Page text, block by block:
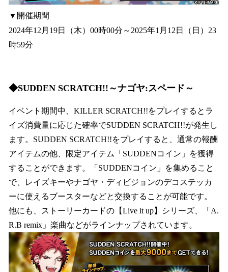
▼開催期間
2024年12月19日（木）00時00分～2025年1月12日（日）23
時59分
◆SUDDEN SCRATCH!!～ナゴヤ:スペード～
イベント期間中、KILLER SCRATCH!!をプレイするとラ
イズ消費量に応じた確率でSUDDEN SCRATCH!!が発生し
ます。SUDDEN SCRATCH!!をプレイすると、通常の報酬
アイテムの他、限定アイテム「SUDDENコイン」を獲得
することができます。「SUDDENコイン」を集めること
で、レイズキーやナゴヤ・ディビジョンのデコステッカ
ーに使えるブースターなどと交換することが可能です。
他にも、ストーリーカードの【Live it up】シリーズ、「A.
R.B remix」楽曲などがラインナップされています。